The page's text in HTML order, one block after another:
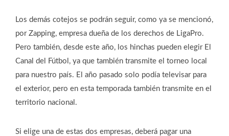
Los demás cotejos se podrán seguir, como ya se mencionó,
por Zapping, empresa dueña de los derechos de LigaPro.
Pero también, desde este año, los hinchas pueden elegir El
Canal del Fútbol, ya que también transmite el torneo local
para nuestro país. El año pasado solo podía televisar para
el exterior, pero en esta temporada también transmite en el
territorio nacional.
Si elige una de estas dos empresas, deberá pagar una